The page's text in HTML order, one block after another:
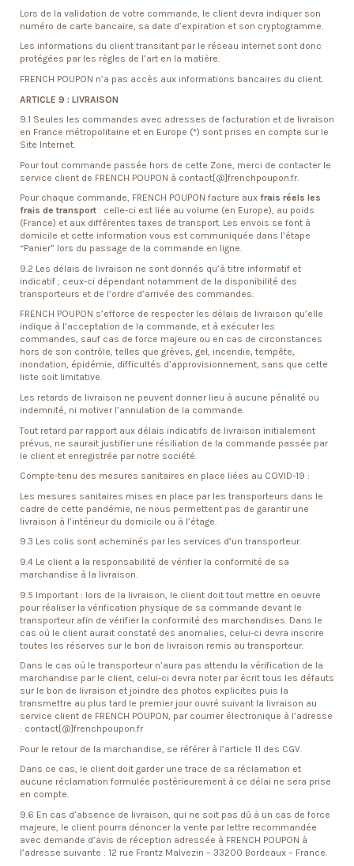
Lors de la validation de votre commande, le client devra indiquer son
numéro de carte bancaire, sa date d’expiration et son cryptogramme.
Les informations du client transitant par le réseau internet sont donc
protégées par les règles de l’art en la matière.
FRENCH POUPON n’a pas accès aux informations bancaires du client.
ARTICLE 9 : LIVRAISON
9.1 Seules les commandes avec adresses de facturation et de livraison
en France métropolitaine et en Europe (*) sont prises en compte sur le
Site Internet.
Pour tout commande passée hors de cette Zone, merci de contacter le
service client de FRENCH POUPON à contact[@]frenchpoupon.fr.
Pour chaque commande, FRENCH POUPON facture aux frais réels les
frais de transport : celle-ci est liée au volume (en Europe), au poids
(France) et aux différentes taxes de transport. Les envois se font à
domicile et cette information vous est communiquée dans l’étape
“Panier” lors du passage de la commande en ligne.
9.2 Les délais de livraison ne sont donnés qu’à titre informatif et
indicatif ; ceux-ci dépendant notamment de la disponibilité des
transporteurs et de l’ordre d’arrivée des commandes.
FRENCH POUPON s’efforce de respecter les délais de livraison qu’elle
indique à l’acceptation de la commande, et à exécuter les
commandes, sauf cas de force majeure ou en cas de circonstances
hors de son contrôle, telles que grèves, gel, incendie, tempête,
inondation, épidémie, difficultés d’approvisionnement, sans que cette
liste soit limitative.
Les retards de livraison ne peuvent donner lieu à aucune pénalité ou
indemnité, ni motiver l’annulation de la commande.
Tout retard par rapport aux délais indicatifs de livraison initialement
prévus, ne saurait justifier une résiliation de la commande passée par
le client et enregistrée par notre société.
Compte-tenu des mesures sanitaires en place liées au COVID-19 :
Les mesures sanitaires mises en place par les transporteurs dans le
cadre de cette pandémie, ne nous permettent pas de garantir une
livraison à l’intérieur du domicile ou à l’étage.
9.3 Les colis sont acheminés par les services d’un transporteur.
9.4 Le client a la responsabilité de vérifier la conformité de sa
marchandise à la livraison.
9.5 Important : lors de la livraison, le client doit tout mettre en oeuvre
pour réaliser la vérification physique de sa commande devant le
transporteur afin de vérifier la conformité des marchandises. Dans le
cas où le client aurait constaté des anomalies, celui-ci devra inscrire
toutes les réserves sur le bon de livraison remis au transporteur.
Dans le cas où le transporteur n’aura pas attendu la vérification de la
marchandise par le client, celui-ci devra noter par écrit tous les défauts
sur le bon de livraison et joindre des photos explicites puis la
transmettre au plus tard le premier jour ouvré suivant la livraison au
service client de FRENCH POUPON, par courrier électronique à l’adresse
: contact[@]frenchpoupon.fr
Pour le retour de la marchandise, se référer à l’article 11 des CGV.
Dans ce cas, le client doit garder une trace de sa réclamation et
aucune réclamation formulée postérieurement à ce délai ne sera prise
en compte.
9.6 En cas d’absence de livraison, qui ne soit pas dû à un cas de force
majeure, le client pourra dénoncer la vente par lettre recommandée
avec demande d’avis de réception adressée à FRENCH POUPON à
l’adresse suivante : 12 rue Frantz Malvezin – 33200 Bordeaux – France.